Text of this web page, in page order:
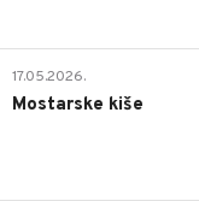
17.05.2026.
Mostarske kiše